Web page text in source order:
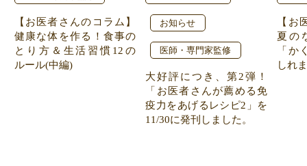
【お医者さんのコラム】
健康な体を作る！食事の
とり方＆生活習慣12の
ルール(中編)
お知らせ
医師・専門家監修
大好評につき、第2弾！
「お医者さんが薦める免
疫力をあげるレシピ2」を
11/30に発刊しました。
【お
夏の
「か
しれ